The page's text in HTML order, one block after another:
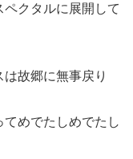
クタルに展開して
故郷に無事戻り
めでたしめでたし